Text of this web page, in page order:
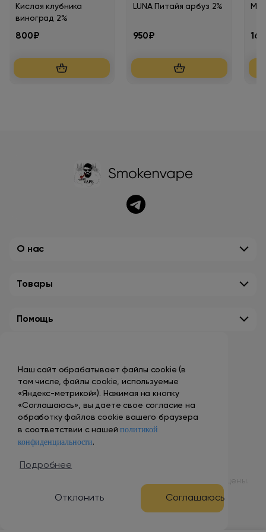
Наш сайт обрабатывает файлы cookie (в
том числе, файлы cookie, используемые
«Яндекс-метрикой»). Нажимая на кнопку
«Соглашаюсь», вы даете свое согласие на
обработку файлов cookie вашего браузера
в соответствии с нашейполитикой
конфиденциальности.
Подробнее
Отклонить Соглашаюсь
Кислая клубника
виноград 2%
800₽
LUNA Питайя арбуз 2%
950₽
О нас
Товары
Помощь
+7 (495) 149-10-99
promo@smokenvape.su
пн-пт: 9:00 – 18:00
сб-вс: выходной
© 1998 – 2024 ООО «Табак Вэйп Сити». Все права защищены.
Разработка и продвижение сайта